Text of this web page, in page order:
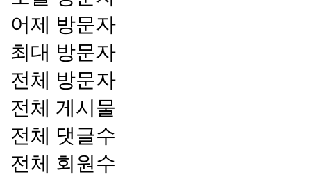
어제 방문자
최대 방문자
전체 방문자
전체 게시물
전체 댓글수
전체 회원수